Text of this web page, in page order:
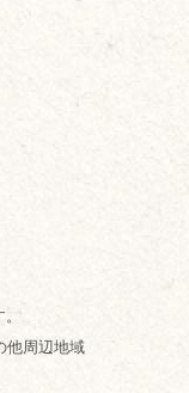
。
周辺地域